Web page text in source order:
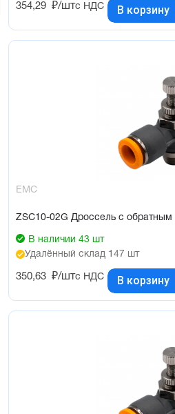
354,29 ₽/штс НДС В корзину
EMC
ZSC10-02G Дроссель с
В наличии 43 шт
Удалённый склад 147 шт
350,63 ₽/штс НДС В корзину